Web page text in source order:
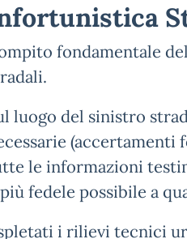
fondamentale
luogo del sinistro
le informazioni
fedele possibile a
i rilievi tecnici